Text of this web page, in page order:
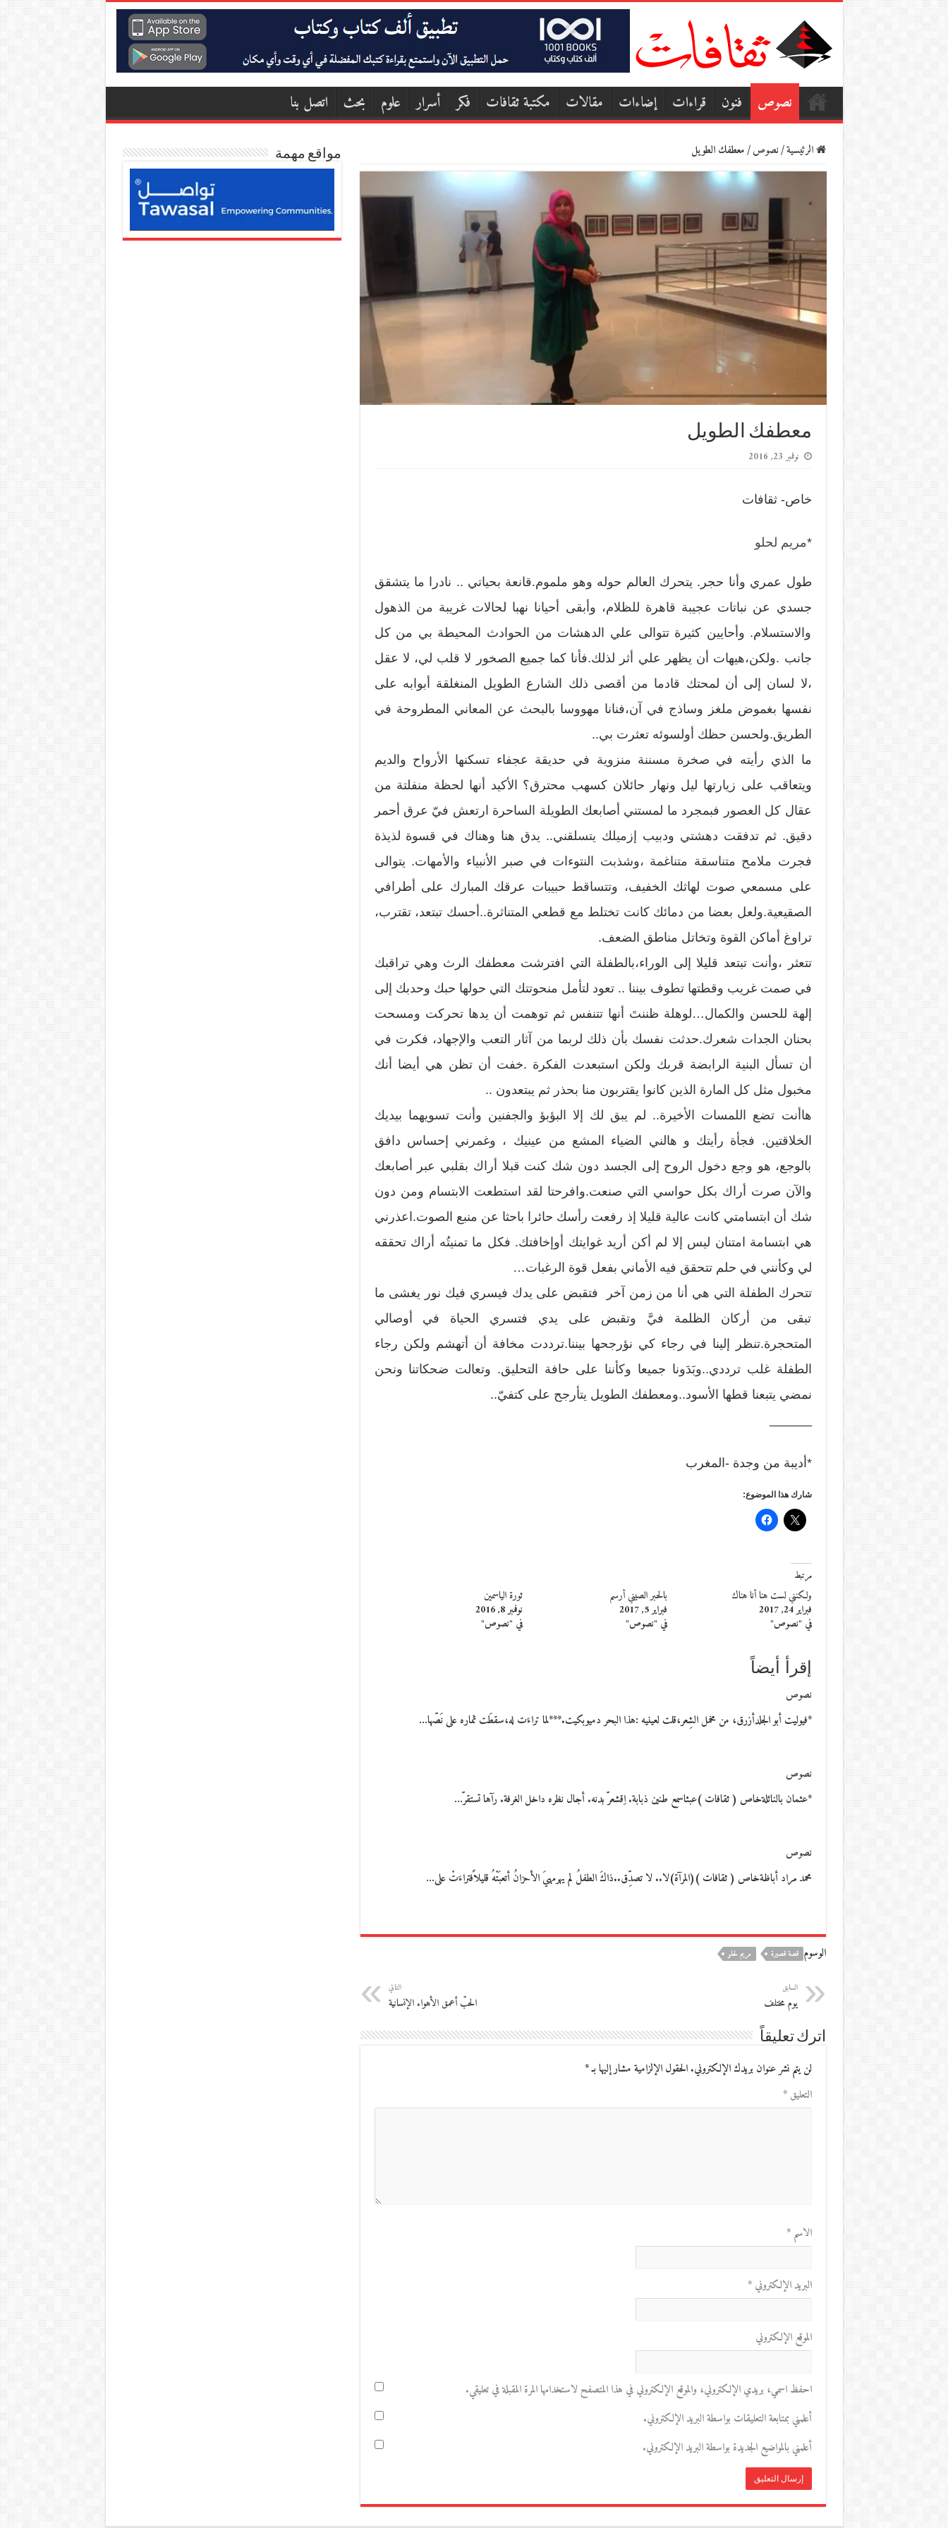
نصوص فنون قراءات إضاءات مقالات مكتبة ثقافات فكر أسرار علوم بحث اتصل بنا
الرئيسية/نصوص/معطفك الطويل
معطفك الطويل
نوفمبر 23, 2016
خاص- ثقافات
*مريم لحلو
طول عمري وأنا حجر. يتحرك العالم حوله وهو ملموم.قانعة بحياتي .. نادرا ما يتشقق
جسدي عن نباتات عجيبة قاهرة للظلام، وأبقى أحيانا نهبا لحالات غريبة من الذهول
والاستسلام. وأحايين كثيرة تتوالى علي الدهشات من الحوادث المحيطة بي من كل
جانب .ولكن،هيهات أن يظهر علي أثر لذلك.فأنا كما جميع الصخور لا قلب لي، لا عقل
،لا لسان إلى أن لمحتك قادما من أقصى ذلك الشارع الطويل المنغلقة أبوابه على
نفسها بغموض ملغز وساذج في آن،فنانا مهووسا بالبحث عن المعاني المطروحة في
الطريق.ولحسن حظك أولسوئه تعثرت بي..
ما الذي رأيته في صخرة مسننة منزوية في حديقة عجفاء تسكنها الأرواح والديم
ويتعاقب على زيارتها ليل ونهار حائلان كسهب محترق؟ الأكيد أنها لحظة منفلتة من
عقال كل العصور فبمجرد ما لمستني أصابعك الطويلة الساحرة ارتعش فيّ عرق أحمر
دقيق. ثم تدفقت دهشتي ودبيب إزميلك يتسلقني.. يدق هنا وهناك في قسوة لذيذة
فجرت ملامح متناسقة متناغمة ،وشذبت النتوءات في صبر الأنبياء والأمهات. يتوالى
على مسمعي صوت لهاثك الخفيف، وتتساقط حبيبات عرقك المبارك على أطرافي
الصقيعية.ولعل بعضا من دمائك كانت تختلط مع قطعي المتناثرة..أحسك تبتعد، تقترب،
تراوغ أماكن القوة وتخاتل مناطق الضعف.
تتعثر ،وأنت تبتعد قليلا إلى الوراء،بالطفلة التي افترشت معطفك الرث وهي تراقبك
في صمت غريب وقطتها تطوف بيننا .. تعود لتأمل منحوتتك التي حولها حبك وحدبك إلى
إلهة للحسن والكمال…لوهلة ظننتَ أنها تتنفس ثم توهمت أن يدها تحركت ومسحت
بحنان الجدات شعرك.حدثت نفسك بأن ذلك لربما من آثار التعب والإجهاد، فكرت في
أن تسأل البنية الرابضة قربك ولكن استبعدت الفكرة .خفت أن تظن هي أيضا أنك
مخبول مثل كل المارة الذين كانوا يقتربون منا بحذر ثم يبتعدون ..
هاأنت تضع اللمسات الأخيرة.. لم يبق لك إلا البؤبؤ والجفنين وأنت تسويهما بيديك
الخلاقتين. فجأة رأيتك و هالني الضياء المشع من عينيك ، وغمرني إحساس دافق
بالوجع، هو وجع دخول الروح إلى الجسد دون شك كنت قبلا أراك بقلبي عبر أصابعك
والآن صرت أراك بكل حواسي التي صنعت.وافرحتا لقد استطعت الابتسام ومن دون
شك أن ابتسامتي كانت عالية قليلا إذ رفعت رأسك حائرا باحثا عن منبع الصوت.اعذرني
هي ابتسامة امتنان ليس إلا لم أكن أريد غوايتك أوإخافتك. فكل ما تمنيتُه أراك تحققه
لي وكأنني في حلم تتحقق فيه الأماني بفعل قوة الرغبات…
تتحرك الطفلة التي هي أنا من زمن آخر فتقبض على يدك فيسري فيك نور يغشى ما
تبقى من أركان الظلمة فيَّ وتقبض على يدي فتسري الحياة في أوصالي
المتحجرة.تنظر إلينا في رجاء كي نؤرجحها بيننا.ترددت مخافة أن أتهشم ولكن رجاء
الطفلة غلب ترددي..وبَدَونا جميعا وكأننا على حافة التحليق. وتعالت ضحكاتنا ونحن
نمضي يتبعنا قطها الأسود..ومعطفك الطويل يتأرجح على كتفيّ..
*أديبة من وجدة -المغرب
شارك هذا الموضوع:
مرتبط
ولكنني لست هنا أنا هناك
فبراير 24, 2017
في "نصوص"
بالحبر الصيني أرسم
فبراير 5, 2017
في "نصوص"
ثورة الياسمين
نوفمبر 8, 2016
في "نصوص"
إقرأ أيضاً
نصوص
*فيوليت أبو الجلدأزرق، من مخمل الشِعر،قلت لعينيه :هذا البحر دميوبكيت.***لما تراءَت له،سقطَت ثماره على نَصّها…
نصوص
*عثمان بالنائلةخاص ( ثقافات )عبثاسمع طنين ذبابة. اِقشعرّ بدنه. أجال نظره داخل الغرفة. رآها تستقرّ…
نصوص
محمد مراد أباظةخاص ( ثقافات )(المرآة)لا.. لا تصدِّق..ذاكَ الطفلُ لم يهرمهيَ الأحزانُ أتعبَتْهُ قليلاًفتراءَتْ على…
الوسوم قصة قصيرة مريم لحلو
السابق
يوم مختلف
التالي
الحبّ أعمق الأهواء الإنسانية
اترك تعليقاً
لن يتم نشر عنوان بريدك الإلكتروني. الحقول الإلزامية مشار إليها بـ*
التعليق*
الاسم*
البريد الإلكتروني*
الموقع الإلكتروني
احفظ اسمي، بريدي الإلكتروني، والموقع الإلكتروني في هذا المتصفح لاستخدامها المرة المقبلة في تعليقي.
أعلمني بمتابعة التعليقات بواسطة البريد الإلكتروني.
أعلمني بالمواضيع الجديدة بواسطة البريد الإلكتروني.
مواقع مهمة